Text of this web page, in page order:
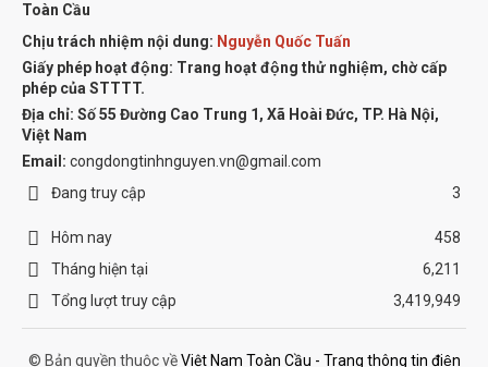
Toàn Cầu
Chịu trách nhiệm nội dung: Nguyễn Quốc Tuấn
Giấy phép hoạt động: Trang hoạt động thử nghiệm, chờ cấp
phép của STTTT.
Địa chỉ: Số 55 Đường Cao Trung 1, Xã Hoài Đức, TP. Hà Nội,
Việt Nam
Email: congdongtinhnguyen.vn@gmail.com
Đang truy cập
3
Hôm nay
458
Tháng hiện tại
6,211
Tổng lượt truy cập
3,419,949
© Bản quyền thuộc vềViệt Nam Toàn Cầu - Trang thông tin điện